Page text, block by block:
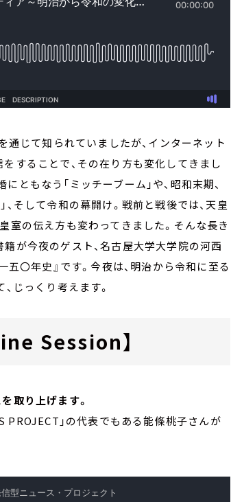
通じて知られていましたが、インターネット
することで、その在り方も変化してきまし
もなう「ミッチーブーム」や、昭和末期、
そして令和の幕開け。戦前と戦後では、天皇
室の伝え方も変わってきました。そんな長き
が今夜のゲスト、名古屋大学大学院の河西
五〇年史』です。今夜は、明治から令和に至る
じっくり考えます。
Session】
取り上げます。
」の代表でもある能條桃子さんが